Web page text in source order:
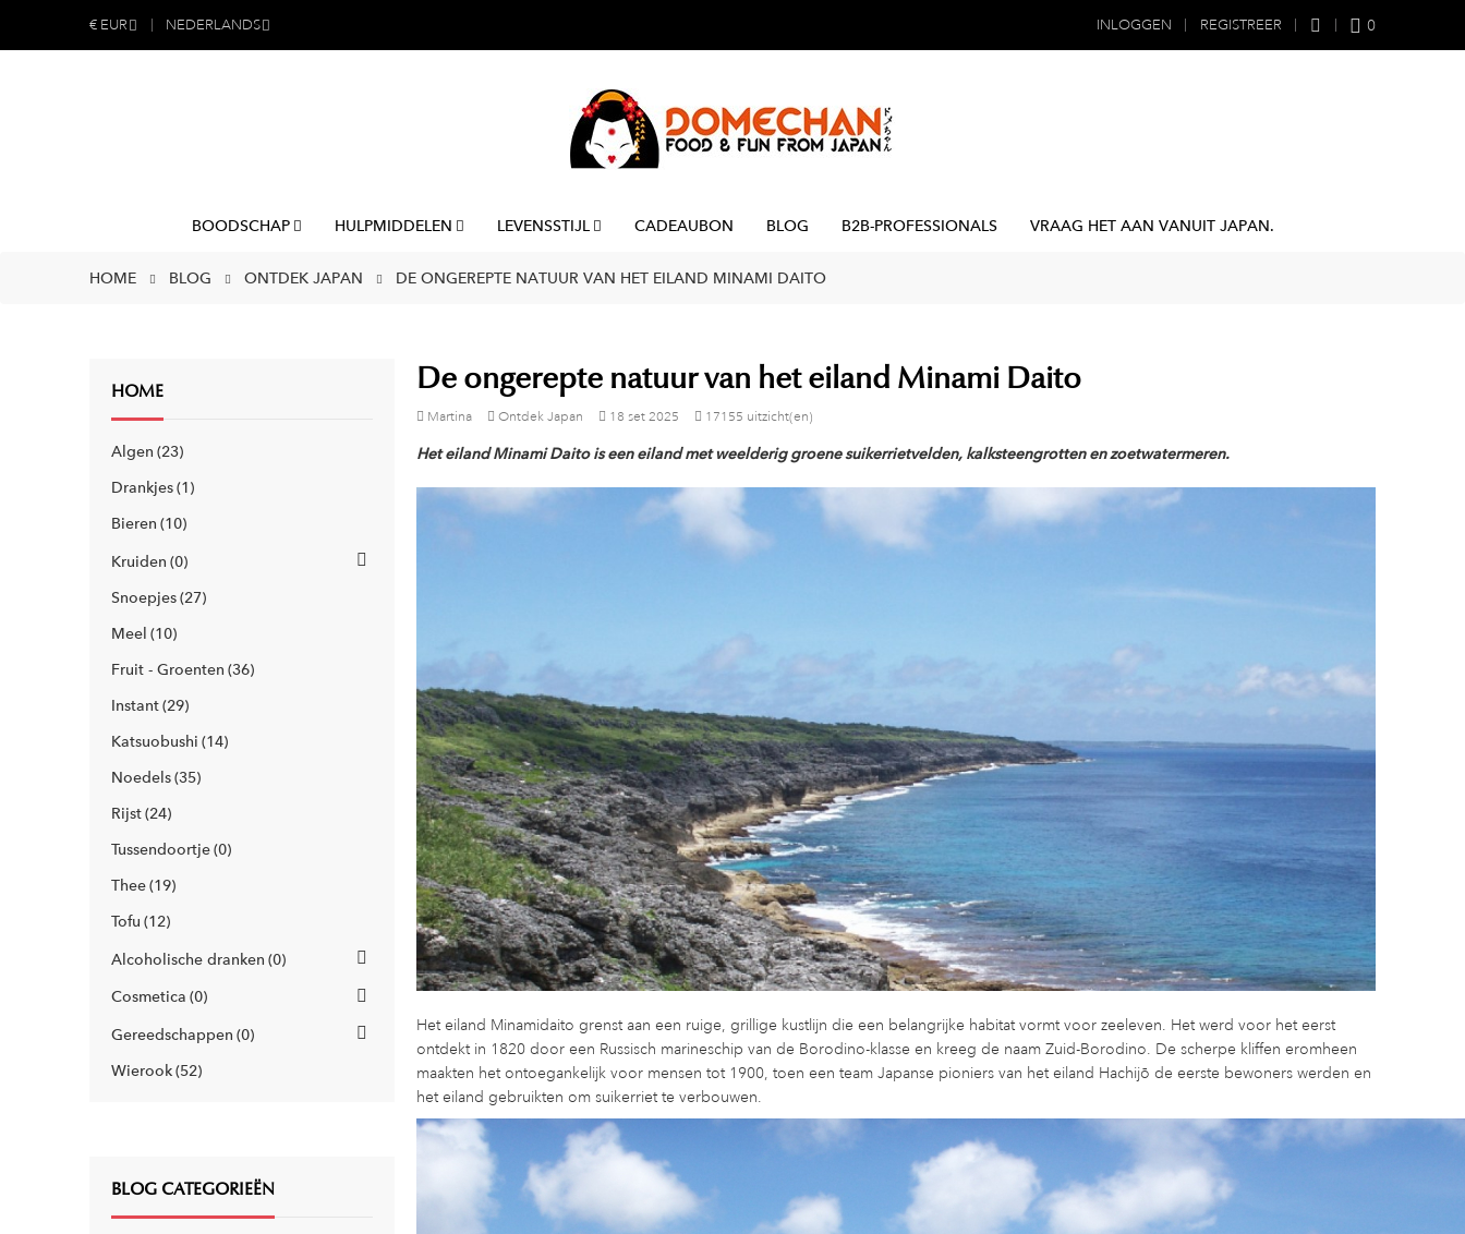
€ EUR NEDERLANDS INLOGGEN REGISTREER 0
BOODSCHAP HULPMIDDELEN LEVENSSTIJL CADEAUBON BLOG B2B-PROFESSIONALS VRAAG HET AAN VANUIT JAPAN.
HOME BLOG ONTDEK JAPAN DE ONGEREPTE NATUUR VAN HET EILAND MINAMI DAITO
HOME
Algen 23
Drankjes 1
Bieren 10
Kruiden 0
Snoepjes 27
Meel 10
Fruit - Groenten 36
Instant 29
Katsuobushi 14
Noedels 35
Rijst 24
Tussendoortje 0
Thee 19
Tofu 12
Alcoholische dranken 0
Cosmetica 0
Gereedschappen 0
Wierook 52
BLOG CATEGORIEËN
De ongerepte natuur van het eiland Minami Daito
Martina Ontdek Japan 18 set 2025 17155 uitzicht(en)
Het eiland Minami Daito is een eiland met weelderig groene suikerrietvelden, kalksteengrotten en zoetwatermeren.
Het eiland Minamidaito grenst aan een ruige, grillige kustlijn die een belangrijke habitat vormt voor zeeleven. Het werd voor het eerst
ontdekt in 1820 door een Russisch marineschip van de Borodino-klasse en kreeg de naam Zuid-Borodino. De scherpe kliffen eromheen
maakten het ontoegankelijk voor mensen tot 1900, toen een team Japanse pioniers van het eiland Hachijō de eerste bewoners werden en
het eiland gebruikten om suikerriet te verbouwen.